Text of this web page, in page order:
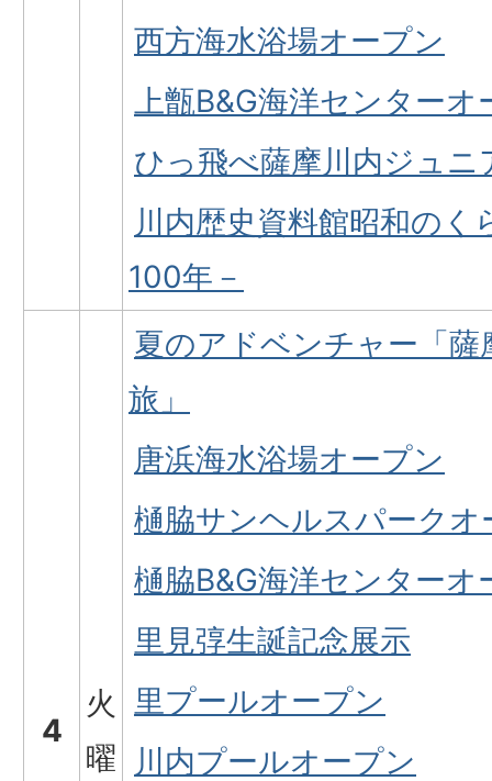
西方海水浴場オープン
上甑B&G海洋センターオ
ひっ飛べ薩摩川内ジュニ
川内歴史資料館昭和のく
100年－
4
火
曜
夏のアドベンチャー「
旅」
唐浜海水浴場オープン
樋脇サンヘルスパークオ
樋脇B&G海洋センターオ
里見弴生誕記念展示
里プールオープン
川内プールオープン